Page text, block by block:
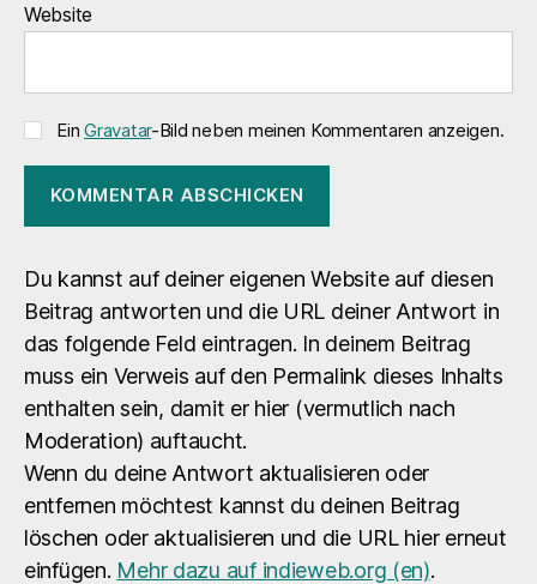
Website
EinGravatar-Bild neben meinen Kommentaren anzeigen.
Du kannst auf deiner eigenen Website auf diesen
Beitrag antworten und die URL deiner Antwort in
das folgende Feld eintragen. In deinem Beitrag
muss ein Verweis auf den Permalink dieses Inhalts
enthalten sein, damit er hier (vermutlich nach
Moderation) auftaucht.
Wenn du deine Antwort aktualisieren oder
entfernen möchtest kannst du deinen Beitrag
löschen oder aktualisieren und die URL hier erneut
einfügen. Mehr dazu auf indieweb.org (en).